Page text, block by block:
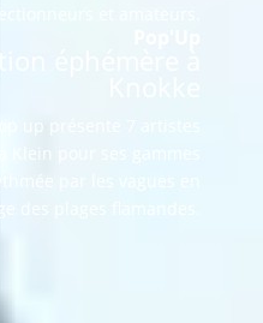
et amateurs.
éphémère à
up présente 7 artistes
pour ses gammes
par les vagues en
des plages flamandes.